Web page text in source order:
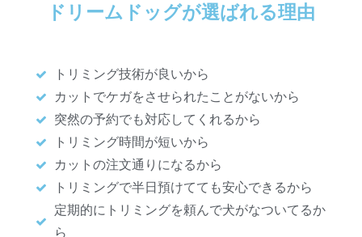
ドリームドッグが選ばれる理由
トリミング技術が良いから
カットでケガをさせられたことがないから
突然の予約でも対応してくれるから
トリミング時間が短いから
カットの注文通りになるから
トリミングで半日預けてても安心できるから
定期的にトリミングを頼んで犬がなついてるか
ら